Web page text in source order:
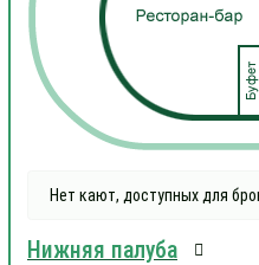
Нет кают, доступных для
Нижняя палуба